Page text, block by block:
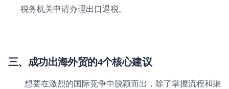
税务机关申请办理出口退税。
三、成功出海外贸的4个核心建议
想要在激烈的国际竞争中脱颖而出，除了掌握流程和渠